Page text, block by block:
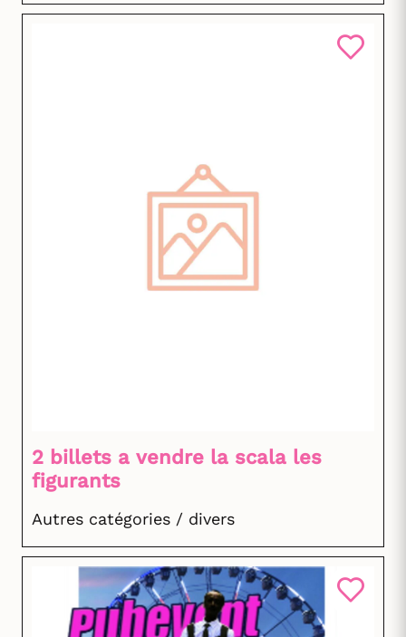
2 billets a vendre la scala les
figurants
Autres catégories / divers